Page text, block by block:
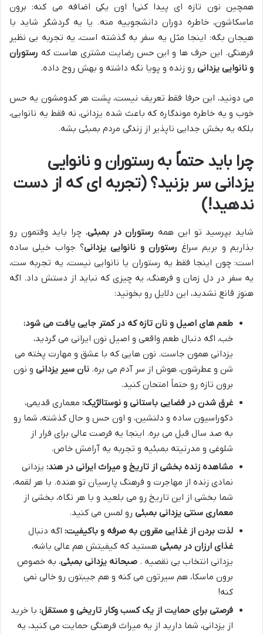
همچین نون تازه ای پیدا کنی! اون یکی اضافه می کنه: برون
ماسکاشون، خاطره دوران دانشجوییه منه. یا یه گردشگر شاید با
هیجان بگه: اینجا مثل یه سفر به گذشته است، یه تجربه بی نظیر
فرهنگی. این حرف ها و این حس رضایت مشتری هاست که رستوران
و نانوایی یزدانی رو زنده و پویا نگه داشته و بهش روح داده.
می دونید، این حرفا فقط تعریف نیست، پشت هر کدومشون یه حس
خوب و یه خاطره موندگاره که باعث شده یزدانی، نه فقط یه نانوایی،
بلکه یه بخش جدایی ناپذیر از زندگی مردم بمبئی بشه.
چرا باید حتماً به رستوران و نانوایی
یزدانی سر بزنید؟ (تجربه ای که از دست
ندهید!)
شاید بپرسید تو این همه رستوران در بمبئی، چرا باید وقتمون رو
بذاریم و بریم سراغ رستوران و نانوایی یزدانی؟ جواب خیلی ساده
است: چون اینجا فقط یه رستوران یا نانوایی نیست، یه تجربه ست،
یه سفر در دل زمان و فرهنگ، یه چیزی که نباید از دستش داد. اگه
هنوز قانع نشدید، این دلایل رو بخونید:
طعم های اصیل و نان تازه که در کمتر جایی یافت می شود:
خب، اگه دنبال طعم واقعی و اصیل نون ایرانی می گردید،
یزدانی همون جاست. نون هایی که با عشق و مهارت پخته می
شن و عطرشون، هوش از سر آدم می بره. نان سیر یزدانی و نون
برون تازه رو حتماً امتحان کنید.
غرق شدن در فضایی باستانی و نوستالژیک: معماری قدیمی،
دکوراسیون ساده و دلنشین، و اون حس و حال گذشته، شما رو
به صد سال قبل می بره. اینجا یه فرصت عالی برای فرار از
شلوغی و مدرنیته بمبئیه و تجربه یه آرامش خاص.
مشاهده زنده بخشی از تاریخ و میراث ایرانی در هند: یزدانی
نمادی زنده از مهاجرت و فرهنگ پارسیان تو هنده. با هر لقمه،
شما بخشی از این تاریخ رو می بلعید و با هر نگاه، بخشی از
معماری سنتی یزدانی بمبئی رو لمس می کنید.
لذت بردن از غذایی مقرون به صرفه و باکیفیت: اگه دنبال
غذای ارزان در بمبئی هستید که کیفیتش هم عالی باشه،
یزدانی انتخاب بی نقصیه . صبحانه یزدانی بمبئی، به خصوص
برون ماسکا، هم سیرتون می کنه و هم جیبتون رو خالی نمی
کنه!
فرصتی برای حمایت از یک کسب وکار تاریخی و مستقل: با خرید
از یزدانی، شما دارید از یه میراث فرهنگی حمایت می کنید، یه